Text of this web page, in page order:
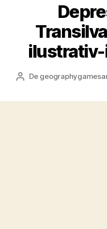
Autor
De